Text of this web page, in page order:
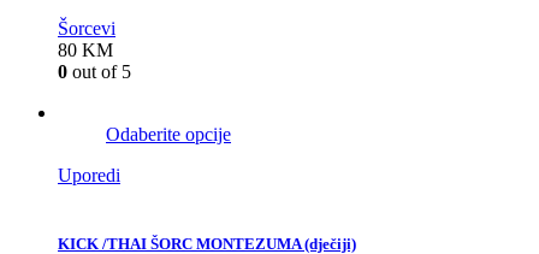
Šorcevi
80 KM
0 out of 5
Odaberite opcije
Uporedi
KICK /THAI ŠORC MONTEZUMA (dječiji)